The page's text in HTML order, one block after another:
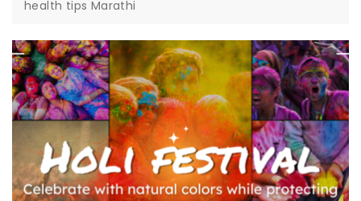
health tips Marathi